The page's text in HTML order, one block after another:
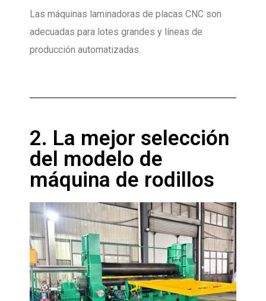
Las máquinas laminadoras de placas CNC son
adecuadas para lotes grandes y líneas de
producción automatizadas.
2. La mejor selección
del modelo de
máquina de rodillos